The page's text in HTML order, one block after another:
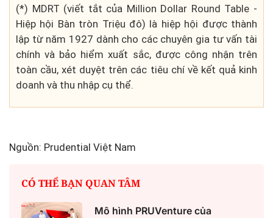
(*) MDRT (viết tắt của Million Dollar Round Table -
Hiệp hội Bàn tròn Triệu đô) là hiệp hội được thành
lập từ năm 1927 dành cho các chuyên gia tư vấn tài
chính và bảo hiểm xuất sắc, được công nhận trên
toàn cầu, xét duyệt trên các tiêu chí về kết quả kinh
doanh và thu nhập cụ thể.
Nguồn: Prudential Việt Nam
CÓ THỂ BẠN QUAN TÂM
Mô hình PRUVenture của